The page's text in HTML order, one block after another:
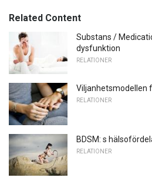
Related Content
Substans /
dysfunktion
RELATIONER
Viljanhetsmodellen
RELATIONER
BDSM: s
RELATIONER